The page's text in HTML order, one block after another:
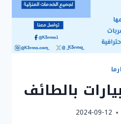
بالطائف
2024-09-12